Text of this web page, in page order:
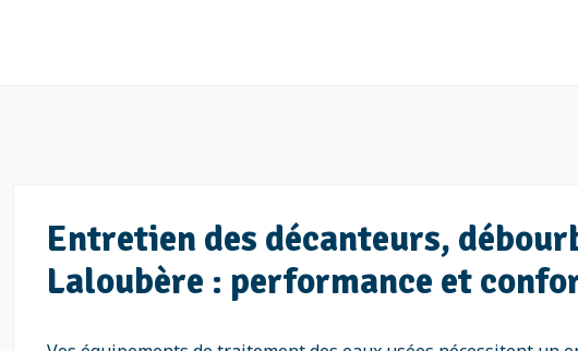
Entretien des décanteurs,
Laloubère : performance et